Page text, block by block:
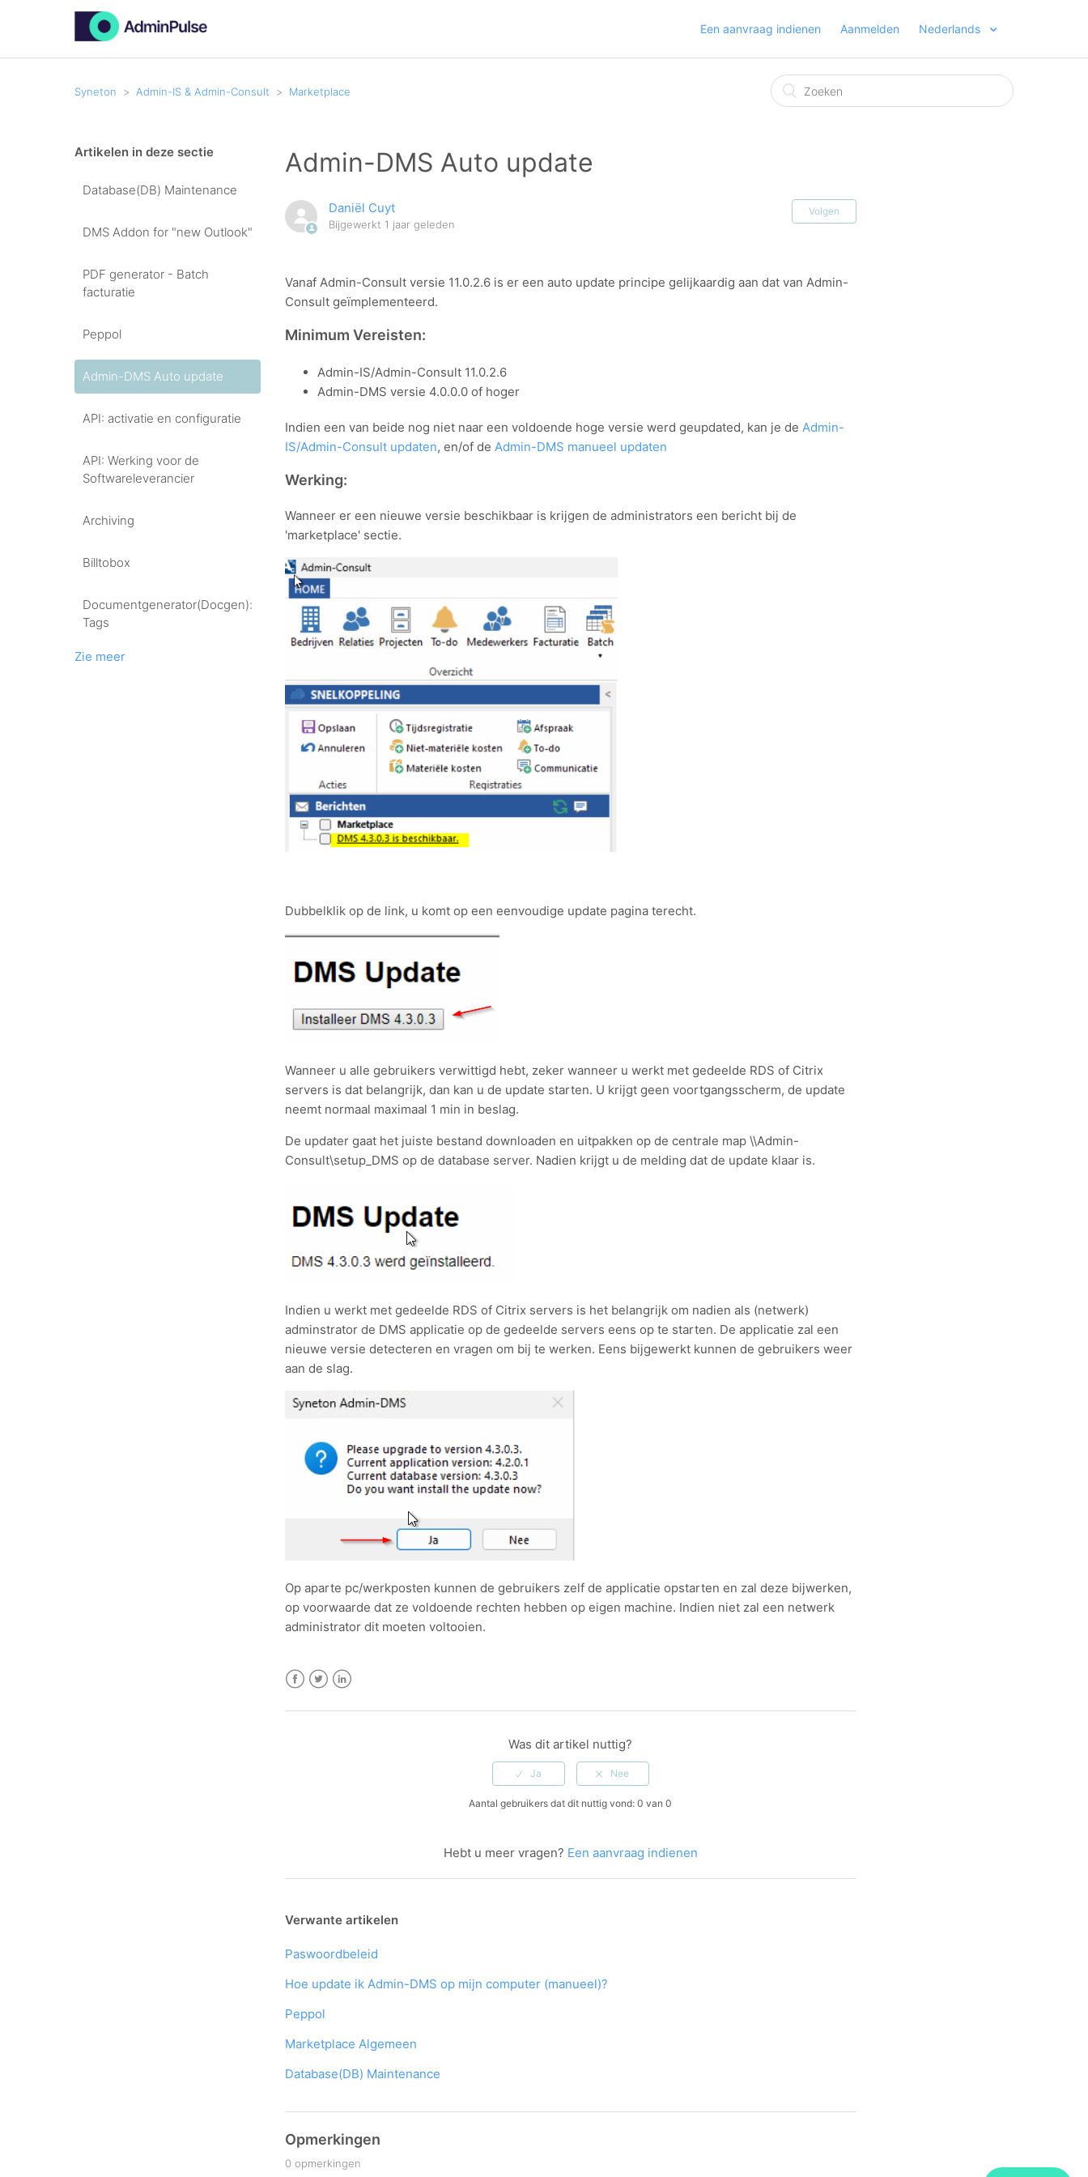
Een aanvraag indienen Aanmelden Nederlands
Syneton Admin-IS & Admin-Consult Marketplace
Artikelen in deze sectie
Database(DB) Maintenance
DMS Addon for "new Outlook"
PDF generator - Batch
facturatie
Peppol
Admin-DMS Auto update
API: activatie en configuratie
API: Werking voor de
Softwareleverancier
Archiving
Billtobox
Documentgenerator(Docgen):
Tags
Zie meer
Admin-DMS Auto update
Daniël Cuyt
Bijgewerkt 1 jaar geleden
Volgen
Vanaf Admin-Consult versie 11.0.2.6 is er een auto update principe gelijkaardig aan dat van Admin-
Consult geïmplementeerd.
Minimum Vereisten:
Admin-IS/Admin-Consult 11.0.2.6
Admin-DMS versie 4.0.0.0 of hoger
Indien een van beide nog niet naar een voldoende hoge versie werd geupdated, kan je de Admin-
IS/Admin-Consult updaten, en/of de Admin-DMS manueel updaten
Werking:
Wanneer er een nieuwe versie beschikbaar is krijgen de administrators een bericht bij de
'marketplace' sectie.
Dubbelklik op de link, u komt op een eenvoudige update pagina terecht.
Wanneer u alle gebruikers verwittigd hebt, zeker wanneer u werkt met gedeelde RDS of Citrix
servers is dat belangrijk, dan kan u de update starten. U krijgt geen voortgangsscherm, de update
neemt normaal maximaal 1 min in beslag.
De updater gaat het juiste bestand downloaden en uitpakken op de centrale map \\Admin-
Consult\setup_DMS op de database server. Nadien krijgt u de melding dat de update klaar is.
Indien u werkt met gedeelde RDS of Citrix servers is het belangrijk om nadien als (netwerk)
adminstrator de DMS applicatie op de gedeelde servers eens op te starten. De applicatie zal een
nieuwe versie detecteren en vragen om bij te werken. Eens bijgewerkt kunnen de gebruikers weer
aan de slag.
Op aparte pc/werkposten kunnen de gebruikers zelf de applicatie opstarten en zal deze bijwerken,
op voorwaarde dat ze voldoende rechten hebben op eigen machine. Indien niet zal een netwerk
administrator dit moeten voltooien.
Was dit artikel nuttig?
Aantal gebruikers dat dit nuttig vond: 0 van 0
Hebt u meer vragen? Een aanvraag indienen
Verwante artikelen
Paswoordbeleid
Hoe update ik Admin-DMS op mijn computer (manueel)?
Peppol
Marketplace Algemeen
Database(DB) Maintenance
Opmerkingen
0 opmerkingen